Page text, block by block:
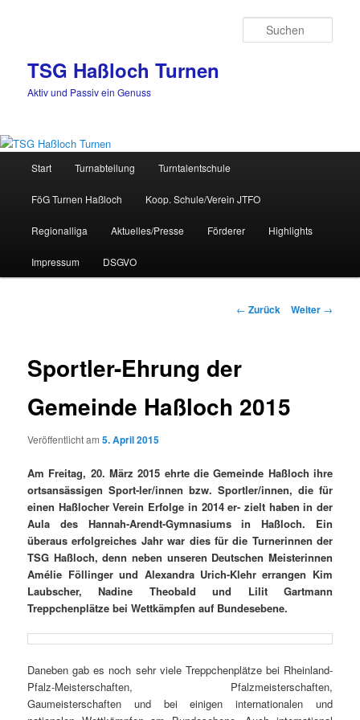
TSG Haßloch Turnen
Aktiv und Passiv ein Genuss
Start Turnabteilung Turntalentschule
FöG Turnen Haßloch Koop. Schule/Verein JTFO
Regionalliga Aktuelles/Presse Förderer Highlights
Impressum DSGVO
Beitrags-
← Zurück Weiter →
Sportler-Ehrung der
Gemeinde Haßloch 2015
Veröffentlicht am5. April 2015
Am Freitag, 20. März 2015 ehrte die Gemeinde Haßloch ihre
ortsansässigen Sport-ler/innen bzw. Sportler/innen, die für
einen Haßlocher Verein Erfolge in 2014 er- zielt haben in der
Aula des Hannah-Arendt-Gymnasiums in Haßloch.
Ein
überaus erfolgreiches Jahr war dies für die Turnerinnen der
TSG Haßloch, denn neben unseren Deutschen Meisterinnen
Amélie Föllinger und Alexandra Urich-Klehr errangen Kim
Laubscher, Nadine Theobald und Lilit Gartmann
Treppchenplätze bei Wettkämpfen auf Bundesebene.
Daneben gab es noch sehr viele Treppchenplätze bei Rheinland-
Pfalz-Meisterschaften, Pfalzmeisterschaften,
Gaumeisterschaften und bei einigen internationalen und